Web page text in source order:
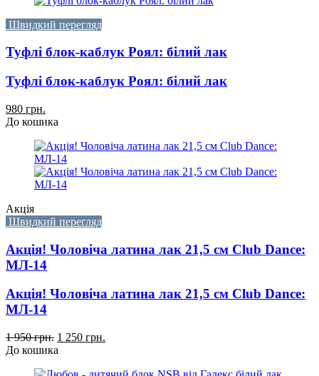
Швидкий перегляд
Туфлі блок-каблук Роял: білий лак
Туфлі блок-каблук Роял: білий лак
980 грн.
До кошика
Акція
Швидкий перегляд
Акція! Чоловіча латина лак 21,5 см Club Dance:
МЛ-14
Акція! Чоловіча латина лак 21,5 см Club Dance:
МЛ-14
1 950 грн. 1 250 грн.
До кошика